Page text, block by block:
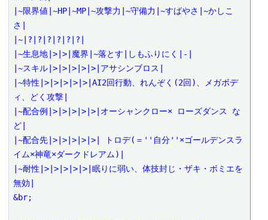
|~限界値|~HP|~MP|~攻撃力|~守備力|~すばやさ|~かしこ
さ|
|~|?|?|?|?|?|?|
|~生息地|>|>|魔界|~落とす|しもふりにく|-|
|~スキル|>|>|>|>|>|アサシンブロス|
|~特性|>|>|>|>|>|AI2回行動、れんぞく(2回)、メガボデ
ィ、どく攻撃|
|~配合例|>|>|>|>|>|オーシャンクロー× ローズダンス な
ど|
|~配合先|>|>|>|>|>| トロデ(＝''自分''×ゴールデンスラ
イム×神竜×ダークドレアム)|
|~耐性|>|>|>|>|>|眠りに弱い、体技封じ・ザキ・ボミエを
無効|
&br;